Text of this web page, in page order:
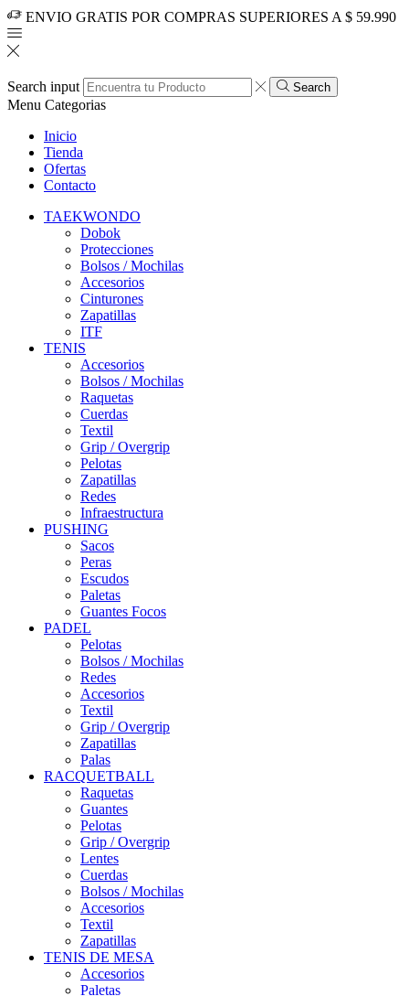
ENVIO GRATIS POR COMPRAS SUPERIORES A $ 59.990
Search input Search
Menu Categorias
Inicio
Tienda
Ofertas
Contacto
TAEKWONDO
Dobok
Protecciones
Bolsos / Mochilas
Accesorios
Cinturones
Zapatillas
ITF
TENIS
Accesorios
Bolsos / Mochilas
Raquetas
Cuerdas
Textil
Grip / Overgrip
Pelotas
Zapatillas
Redes
Infraestructura
PUSHING
Sacos
Peras
Escudos
Paletas
Guantes Focos
PADEL
Pelotas
Bolsos / Mochilas
Redes
Accesorios
Textil
Grip / Overgrip
Zapatillas
Palas
RACQUETBALL
Raquetas
Guantes
Pelotas
Grip / Overgrip
Lentes
Cuerdas
Bolsos / Mochilas
Accesorios
Textil
Zapatillas
TENIS DE MESA
Accesorios
Paletas